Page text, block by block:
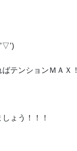
テンションＭＡＸ！
ょう！！！